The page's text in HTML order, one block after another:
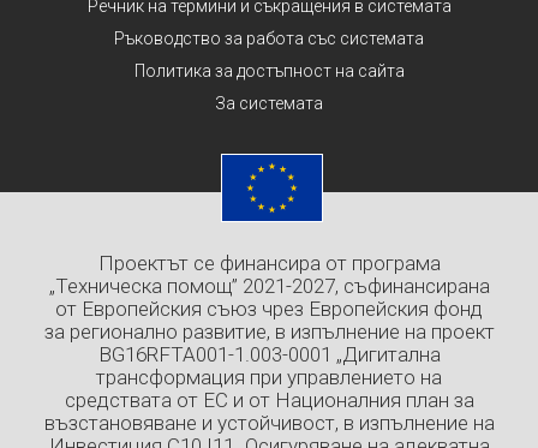
Речник на термини и съкращения в системата
Ръководство за работа със системата
Политика за достъпност на сайта
За системата
Проектът се финансира от програма
„Техническа помощ” 2021-2027, съфинансирана
от Европейския съюз чрез Европейския фонд
за регионално развитие, в изпълнение на проект
BG16RFTA001-1.003-0001 „Дигитална
трансформация при управлението на
средствата от ЕС и от Националния план за
възстановяване и устойчивост, в изпълнение на